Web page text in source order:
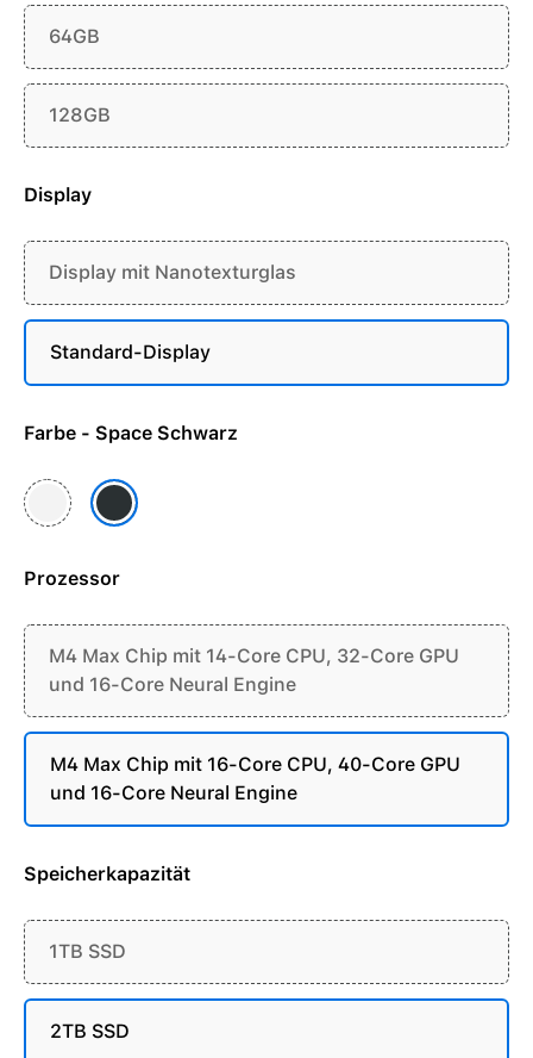
64GB
128GB
Display
Display mit Nanotexturglas
Standard-Display
Farbe - Space Schwarz
Silber Space Schwarz
Prozessor
M4 Max Chip mit 14-Core CPU, 32-Core GPU
und 16-Core Neural Engine
M4 Max Chip mit 16-Core CPU, 40-Core GPU
und 16-Core Neural Engine
Speicherkapazität
1TB SSD
2TB SSD